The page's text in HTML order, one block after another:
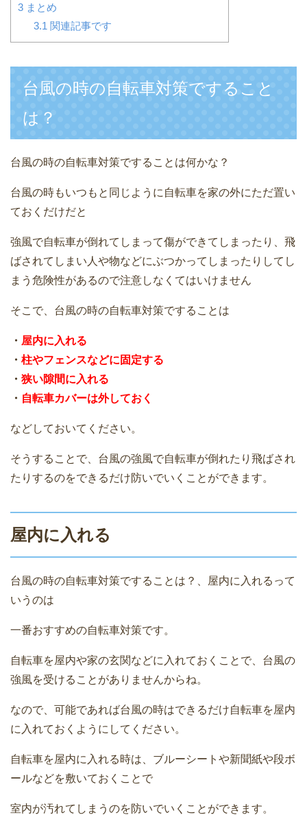
3 まとめ
3.1 関連記事です
台風の時の自転車対策ですること
は？
台風の時の自転車対策ですることは何かな？
台風の時もいつもと同じように自転車を家の外にただ置い
ておくだけだと
強風で自転車が倒れてしまって傷ができてしまったり、飛
ばされてしまい人や物などにぶつかってしまったりしてし
まう危険性があるので注意しなくてはいけません
そこで、台風の時の自転車対策ですることは
・ 屋内に入れる
・ 柱やフェンスなどに固定する
・ 狭い隙間に入れる
・ 自転車カバーは外しておく
などしておいてください。
そうすることで、台風の強風で自転車が倒れたり飛ばされ
たりするのをできるだけ防いでいくことができます。
屋内に入れる
台風の時の自転車対策ですることは？、屋内に入れるって
いうのは
一番おすすめの自転車対策です。
自転車を屋内や家の玄関などに入れておくことで、台風の
強風を受けることがありませんからね。
なので、可能であれば台風の時はできるだけ自転車を屋内
に入れておくようにしてください。
自転車を屋内に入れる時は、ブルーシートや新聞紙や段ボ
ールなどを敷いておくことで
室内が汚れてしまうのを防いでいくことができます。